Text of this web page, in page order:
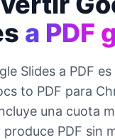
a PDF
Slides a PDF
to PDF para
una cuota
PDF sin